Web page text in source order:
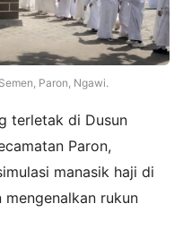
Paron, Ngawi.
terletak di Dusun
Paron,
manasik haji di
mengenalkan rukun